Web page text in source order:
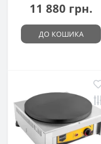
11 880 грн.
ДО КОШИКА